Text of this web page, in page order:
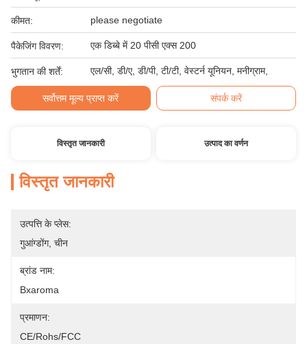
कीमत: please negotiate
पैकेजिंग विवरण: एक डिब्बे में 20 पीसी एक्स 200
भुगतान की शर्तें: एल/सी, डी/ए, डी/पी, टी/टी, वेस्टर्न यूनियन, मनीग्राम,
सर्वोत्तम मूल्य प्राप्त करें संपर्क करें
विस्तृत जानकारी उत्पाद का वर्णन
विस्तृत जानकारी
उत्पत्ति के प्लेस:
गुआंग्डोंग, चीन
ब्रांड नाम:
Bxaroma
प्रमाणन:
CE/Rohs/FCC